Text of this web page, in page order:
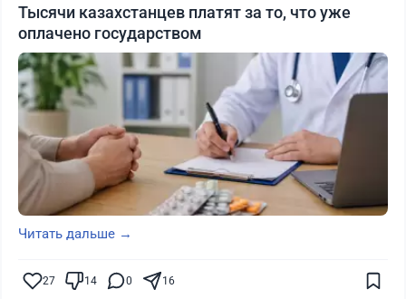
Тысячи казахстанцев платят за то, что уже
оплачено государством
Читать дальше →
27 14 0 16